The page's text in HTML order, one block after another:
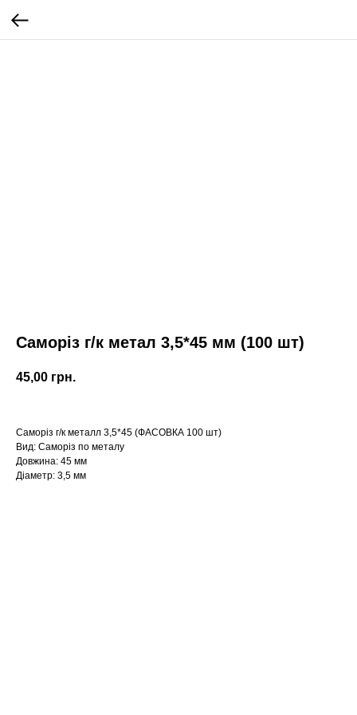
Саморіз г/к метал 3,5*45 мм (100 шт)
45,00 грн.
Саморіз г/к металл 3,5*45 (ФАСОВКА 100 шт)
Вид: Саморіз по металу
Довжина: 45 мм
Діаметр: 3,5 мм